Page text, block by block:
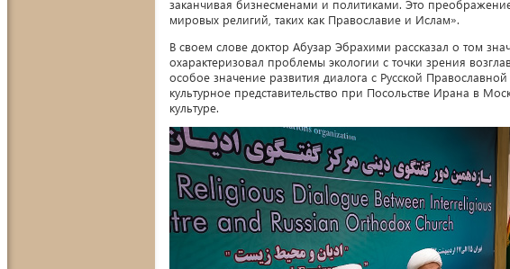
заканчивая бизнесменами и политиками. Это
мировых религий, таких как Православие и Ислам».
В своем слове доктор Абузар Эбрахими рассказал о том
охарактеризовал проблемы экологии с точки зрения
особое значение развития диалога с Русской
культурное представительство при Посольстве Ирана в
культуре.